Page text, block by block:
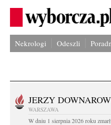
Nekrologi Odeszli
JERZY
WARSZAWA
W dniu 1 sierpnia 2026 roku